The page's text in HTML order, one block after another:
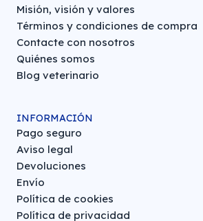
Misión, visión y valores
Términos y condiciones de compra
Contacte con nosotros
Quiénes somos
Blog veterinario
INFORMACIÓN
Pago seguro
Aviso legal
Devoluciones
Envío
Política de cookies
Política de privacidad